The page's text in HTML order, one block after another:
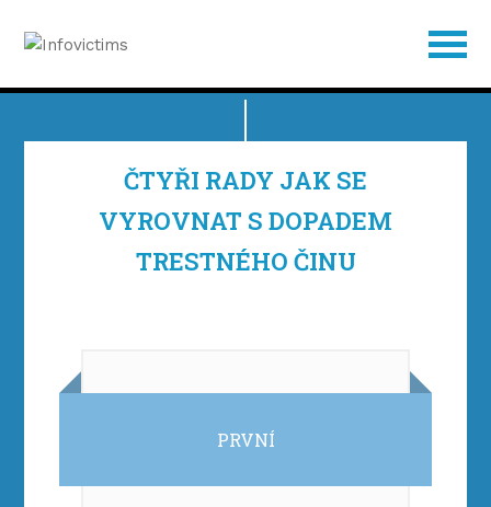
ČTYŘI RADY JAK SE
VYROVNAT S DOPADEM
TRESTNÉHO ČINU
PRVNÍ